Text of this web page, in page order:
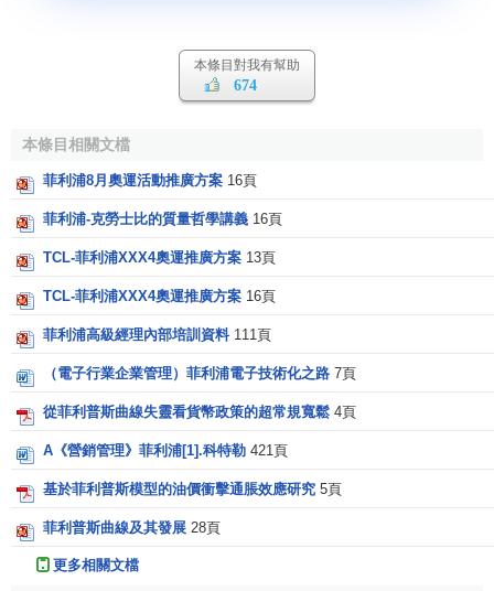
是由工資成本
率同通貨膨脹率聯繫了起來。
第二，失業率和通貨膨脹存在著替代取捨的關係，它們
是可能並存的，這是對凱恩斯觀點的否定。
第三，當失業率為自然失業率
因此可以把自然失業率定義為通貨膨脹為0時的失業率。
第四，由於失業率和通貨膨脹率之間存在著替代取捨關
膨脹率來換取較低的失業率，也可以運用緊縮性的
濟政策，以較高的失業率來換取較低的通貨膨脹率。這就為
巨集觀經濟政策的選擇提供了理論依據。
原始菲利浦斯曲線
本條目對我有幫助
674
本條目相關文檔
菲利浦8月奧運活動推廣方案 16頁
菲利浦-克勞士比的質量哲學講義 16頁
TCL-菲利浦XXX4奧運推廣方案 13頁
TCL-菲利浦XXX4奧運推廣方案 16頁
菲利浦高級經理內部培訓資料 111頁
（電子行業企業管理）菲利浦電子技術化之路 7頁
從菲利普斯曲線失靈看貨幣政策的超常規寬鬆 4頁
A《營銷管理》菲利浦[1].科特勒 421頁
基於菲利普斯模型的油價衝擊通脹效應研究 5頁
菲利普斯曲線及其發展 28頁
更多相關文檔